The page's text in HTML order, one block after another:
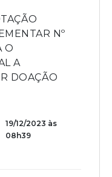
Nº
O
A
DOAÇÃO
19/12/2023 às
08h39